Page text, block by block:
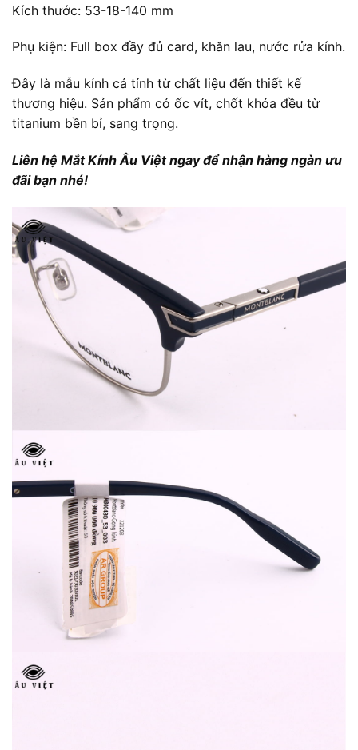
Kích thước: 53-18-140 mm
Phụ kiện: Full box đầy đủ card, khăn lau, nước rửa kính.
Đây là mẫu kính cá tính từ chất liệu đến thiết kế
thương hiệu. Sản phẩm có ốc vít, chốt khóa đều từ
titanium bền bỉ, sang trọng.
Liên hệ Mắt Kính Âu Việt ngay để nhận hàng ngàn ưu
đãi bạn nhé!